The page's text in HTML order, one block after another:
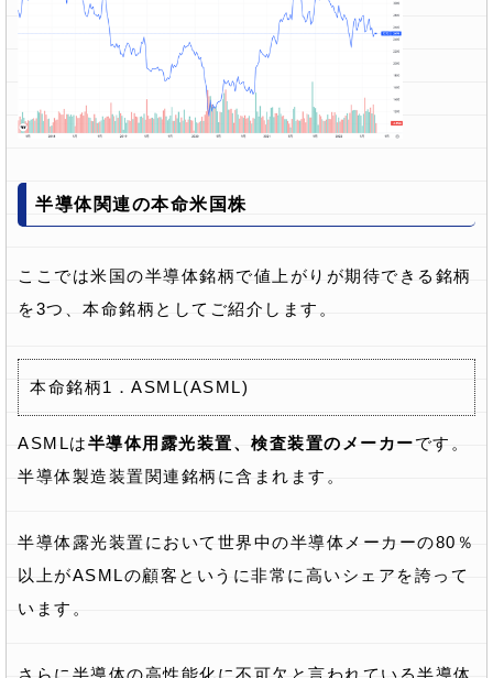
半導体関連の本命米国株
ここでは米国の半導体銘柄で値上がりが期待できる銘柄
を3つ、本命銘柄としてご紹介します。
本命銘柄1．ASML(ASML)
ASMLは半導体用露光装置、検査装置のメーカーです。
半導体製造装置関連銘柄に含まれます。
半導体露光装置において世界中の半導体メーカーの80％
以上がASMLの顧客というに非常に高いシェアを誇って
います。